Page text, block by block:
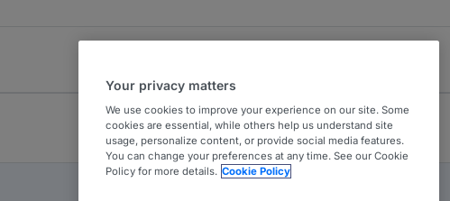
Your privacy matters
We use cookies to improve your experience on our site. Some
cookies are essential, while others help us understand site
usage, personalize content, or provide social media features.
You can change your preferences at any time. See our Cookie
Policy for more details. Cookie Policy